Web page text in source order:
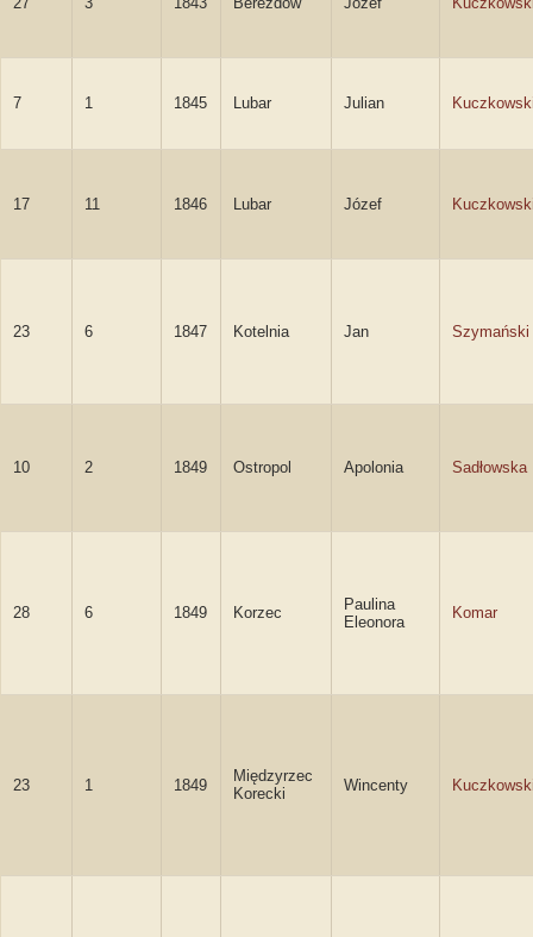
7 1 1845 Lubar Julian
17 11 1846 Lubar Józef
23 6 1847 Kotelnia Jan Szymański
10 2 1849 Ostropol Apolonia Sadłowska
28 6 1849 Korzec
Paulina
Eleonora
Komar
23 1 1849
Międzyrzec
Korecki
Wincenty